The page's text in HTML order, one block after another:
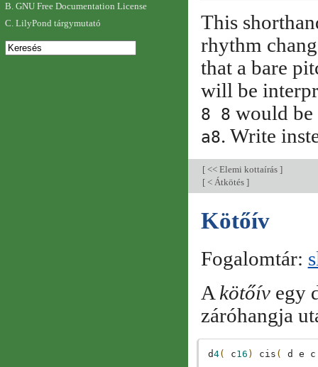
This
rhythm
that a bare
will be
8 8 would
a8. Write
[<< Elemi kottaírás ]
[< Átkötés ]
Kötőív
Fogalomtár:
A kötőívegy
záróhangja
d4( c16 ) cis ( d e c
B. GNU Free Documentation License
C. LilyPond tárgymutató